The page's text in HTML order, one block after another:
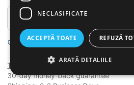
Add to wishlist
Terms and Conditions
30-day money-back guarantee
NECLASIFICATE
ACCEPTĂ TOATE REFUZĂ
ARATĂ DETALIILE